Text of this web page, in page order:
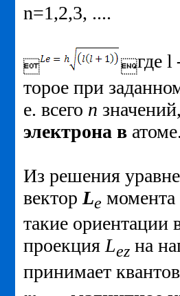
n=1,2,3, ....
 где l
торое при
е. всего n
электрона в
Из решения
вектор Le момента
такие ориентации
проекцияLez на
принимает